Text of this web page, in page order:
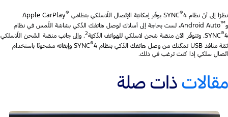
نظرًا إلى أنّ نظام SYNC ®4 يوفّر إمكانيّة الإتّصال اللّاسلكي بنظامَي ®
Apple CarPlay
و™
Android Auto، لست بحاجة إلى أسلاك لوصل هاتفك الذّكي بشاشة اللّمس في نظام
SYNC®4. وتتوفّر الآن منصّة شحن لاسلكي للهواتف الذّكيّة 2. وإلى جانب منصّة الشّحن اللّاسلكي
ثمّة منافذ USB تمكّنك من وصل هاتفك الذّكي بنظام SYNC
®
4 وإبقائه مشحونًا باستخدام
اتّصال سلكي إذا كنت ترغب في ذلك.
مقالات ذات صلة